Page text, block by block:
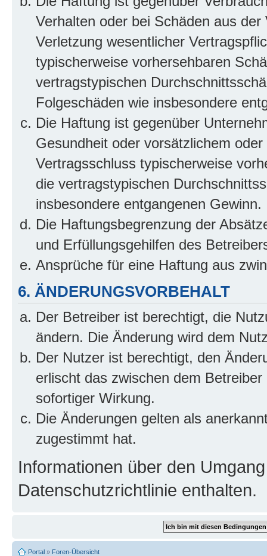
Verhalten oder bei Schäden aus
Verletzung wesentlicher
typischerweise vorhersehbaren
vertragstypischen
Folgeschäden wie insbesondere
Die Haftung ist gegenüber
Gesundheit oder vorsätzlichem
Vertragsschluss typischerweise
die vertragstypischen
insbesondere entgangenen Gewinn.
Die Haftungsbegrenzung der
und Erfüllungsgehilfen des
Ansprüche für eine Haftung aus
6. ÄNDERUNGSVORBEHALT
Der Betreiber ist berechtigt, die
ändern. Die Änderung wird dem
Der Nutzer ist berechtigt, den
erlischt das zwischen dem
sofortiger Wirkung.
Die Änderungen gelten als
zugestimmt hat.
Informationen über den
Datenschutzrichtlinie enthalten.
Portal » Foren-Übersicht